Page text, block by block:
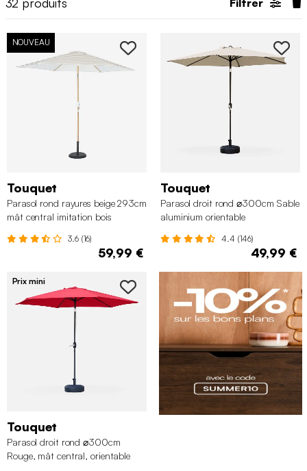
Filtrer
NOUVEAU
Touquet
Parasol rond rayures beige 293cm
mât central imitation bois
3.6 (16)
59,99 €
Touquet
Parasol droit rond ⌀300cm Sable
aluminium orientable
4.4 (146)
49,99 €
Prix mini
Touquet
Parasol droit rond ⌀300cm
Rouge, mât central, orientable